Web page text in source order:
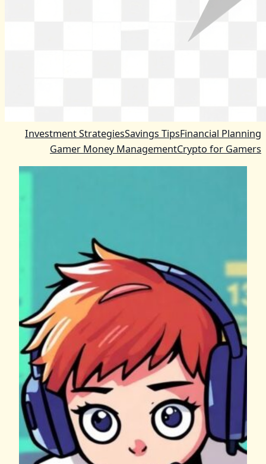
Investment StrategiesSavings TipsFinancial Planning
Gamer Money ManagementCrypto for Gamers